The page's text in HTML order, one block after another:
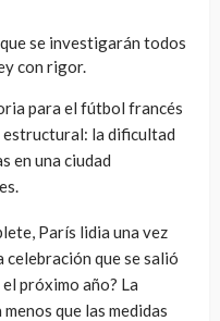
se investigarán todos
con rigor.
para el fútbol francés
la dificultad
en una ciudad
París lidia una vez
celebración que se salió
próximo año? La
que las medidas